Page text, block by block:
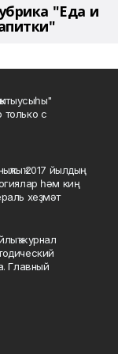
"Еда и
с
2017 йылдың
һәм киң
хеҙмәт
журнал
Главный